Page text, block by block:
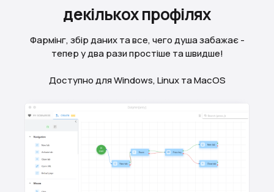
декiлькохпрофілях
Фармінг, збір даних та все, чего душа забажає -
тепер у два рази простіше та швидше!
Доступно для Windows, Linux та MacOS